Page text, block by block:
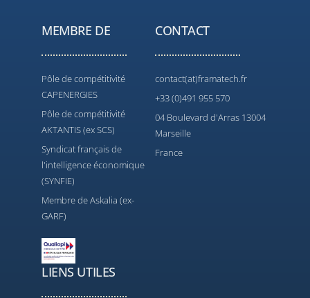
MEMBRE DE
Pôle de compétitivité
CAPENERGIES
Pôle de compétitivité
AKTANTIS (ex SCS)
Syndicat français de
l'intelligence économique
(SYNFIE)
Membre de Askalia (ex-
GARF)
CONTACT
contact(at)framatech.fr
+33 (0)491 955 570
04 Boulevard d'Arras 13004
Marseille
France
LIENS UTILES